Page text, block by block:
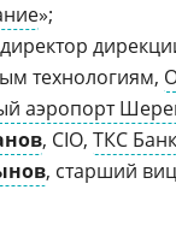
»;
технологиям,
аэропорт
, CIO, ТКС Банк
, старший